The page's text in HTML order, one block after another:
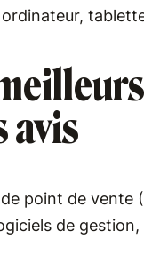
avis
point de vente
de